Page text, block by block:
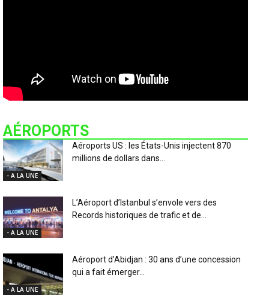
AÉROPORTS
- A LA UNE
Aéroports US : les États-Unis injectent 870
millions de dollars dans...
- A LA UNE
L’Aéroport d’Istanbul s’envole vers des
Records historiques de trafic et de...
- A LA UNE
Aéroport d’Abidjan : 30 ans d’une concession
qui a fait émerger...